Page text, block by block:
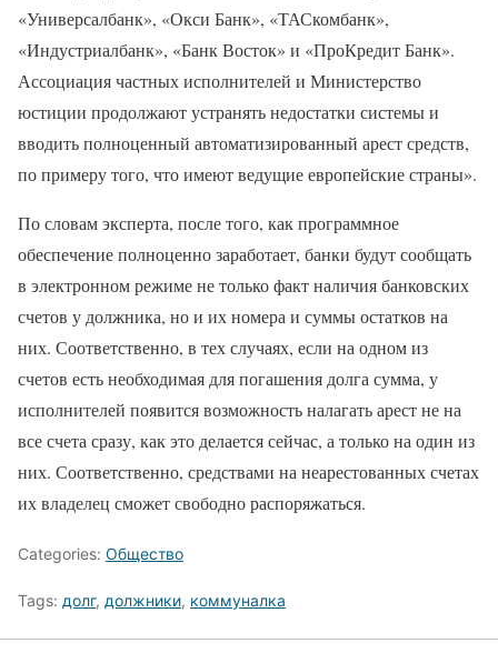
«Универсалбанк», «Окси Банк», «ТАСкомбанк»,
«Индустриалбанк», «Банк Восток» и «ПроКредит Банк».
Ассоциация частных исполнителей и Министерство
юстиции продолжают устранять недостатки системы и
вводить полноценный автоматизированный арест средств,
по примеру того, что имеют ведущие европейские страны».
По словам эксперта, после того, как программное
обеспечение полноценно заработает, банки будут сообщать
в электронном режиме не только факт наличия банковских
счетов у должника, но и их номера и суммы остатков на
них. Соответственно, в тех случаях, если на одном из
счетов есть необходимая для погашения долга сумма, у
исполнителей появится возможность налагать арест не на
все счета сразу, как это делается сейчас, а только на один из
них. Соответственно, средствами на неарестованных счетах
их владелец сможет свободно распоряжаться.
Categories: Общество
Tags: долг, должники, коммуналка